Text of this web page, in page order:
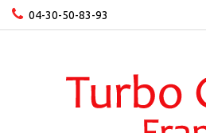
04-30-50-83-93